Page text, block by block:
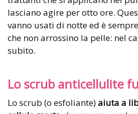
lasciano agire per otto ore.
vanno usati di notte ed è
che non arrossino la pelle: nel
subito.
Lo scrub anticellulite
Lo scrub (o esfoliante)aiuta a